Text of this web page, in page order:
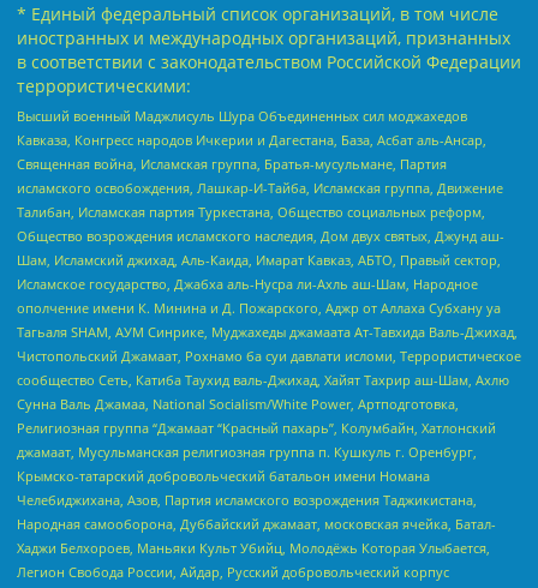
* Единый федеральный список организаций, в том числе
иностранных и международных организаций, признанных
в соответствии с законодательством Российской Федерации
террористическими:
Высший военный Маджлисуль Шура Объединенных сил моджахедов
Кавказа, Конгресс народов Ичкерии и Дагестана, База, Асбат аль-Ансар,
Священная война, Исламская группа, Братья-мусульмане, Партия
исламского освобождения, Лашкар-И-Тайба, Исламская группа, Движение
Талибан, Исламская партия Туркестана, Общество социальных реформ,
Общество возрождения исламского наследия, Дом двух святых, Джунд аш-
Шам, Исламский джихад, Аль-Каида, Имарат Кавказ, АБТО, Правый сектор,
Исламское государство, Джабха аль-Нусра ли-Ахль аш-Шам, Народное
ополчение имени К. Минина и Д. Пожарского, Аджр от Аллаха Субхану уа
Тагьаля SHAM, АУМ Синрике, Муджахеды джамаата Ат-Тавхида Валь-Джихад,
Чистопольский Джамаат, Рохнамо ба суи давлати исломи, Террористическое
сообщество Сеть, Катиба Таухид валь-Джихад, Хайят Тахрир аш-Шам, Ахлю
Сунна Валь Джамаа, National Socialism/White Power, Артподготовка,
Религиозная группа “Джамаат “Красный пахарь”, Колумбайн, Хатлонский
джамаат, Мусульманская религиозная группа п. Кушкуль г. Оренбург,
Крымско-татарский добровольческий батальон имени Номана
Челебиджихана, Азов, Партия исламского возрождения Таджикистана,
Народная самооборона, Дуббайский джамаат, московская ячейка, Батал-
Хаджи Белхороев, Маньяки Культ Убийц, Молодёжь Которая Улыбается,
Легион Свобода России, Айдар, Русский добровольческий корпус